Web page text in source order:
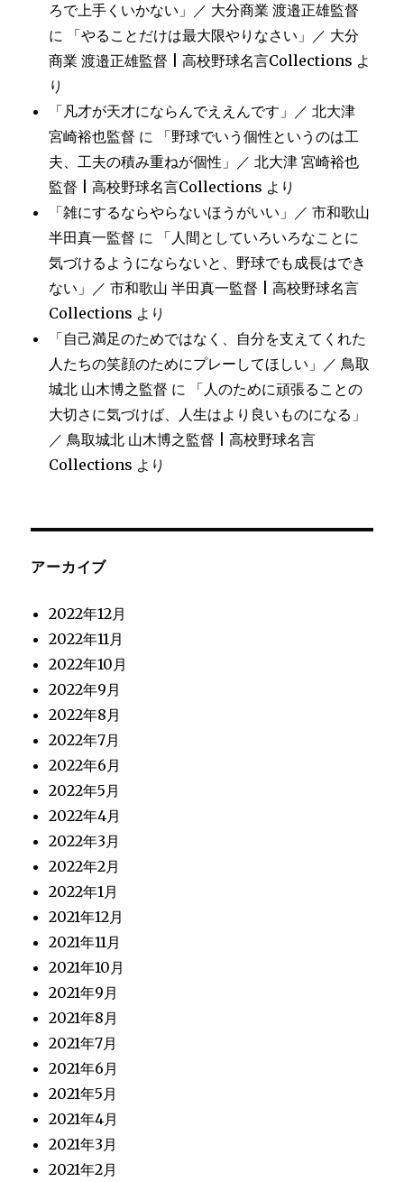
ろで上手くいかない」／ 大分商業 渡邉正雄監督
に
「やることだけは最大限やりなさい」／ 大分
商業 渡邉正雄監督 | 高校野球名言Collections よ
り
「凡才が天才にならんでええんです」／ 北大津
宮崎裕也監督 に
「野球でいう個性というのは工
夫、工夫の積み重ねが個性」／ 北大津 宮崎裕也
監督 | 高校野球名言Collections より
「雑にするならやらないほうがいい」／ 市和歌山
半田真一監督 に
「人間としていろいろなことに
気づけるようにならないと、野球でも成長はでき
ない」／ 市和歌山 半田真一監督 | 高校野球名言
Collections より
「自己満足のためではなく、自分を支えてくれた
人たちの笑顔のためにプレーしてほしい」／ 鳥取
城北 山木博之監督 に
「人のために頑張ることの
大切さに気づけば、人生はより良いものになる」
／ 鳥取城北 山木博之監督 | 高校野球名言
Collections より
アーカイブ
2022年12月
2022年11月
2022年10月
2022年9月
2022年8月
2022年7月
2022年6月
2022年5月
2022年4月
2022年3月
2022年2月
2022年1月
2021年12月
2021年11月
2021年10月
2021年9月
2021年8月
2021年7月
2021年6月
2021年5月
2021年4月
2021年3月
2021年2月